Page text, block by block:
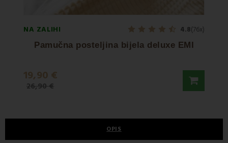
NA ZALIHI 4.8(76x)
Pamučna posteljina bijela deluxe EMI
19,90 €
26,90 €
OPIS